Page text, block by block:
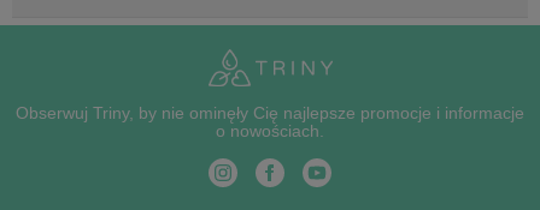
Obserwuj Triny, by nie ominęły Cię najlepsze promocje i informacje
o nowościach.